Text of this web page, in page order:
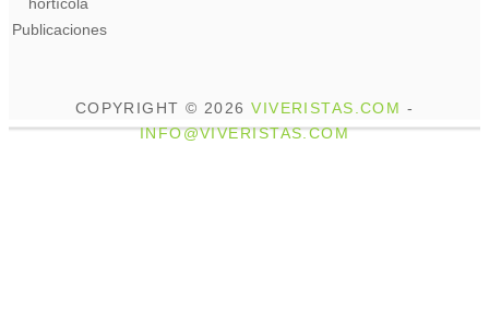
Publicaciones
COPYRIGHT © 2026VIVERISTAS.COM -
INFO@VIVERISTAS.COM